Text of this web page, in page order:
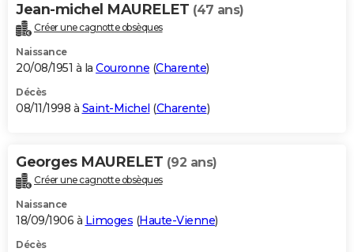
Jean-michel MAURELET (47 ans)
Créer une cagnotte obsèques
Naissance
20/08/1951 à la Couronne (Charente)
Décès
08/11/1998 à Saint-Michel (Charente)
Georges MAURELET (92 ans)
Créer une cagnotte obsèques
Naissance
18/09/1906 à Limoges (Haute-Vienne)
Décès